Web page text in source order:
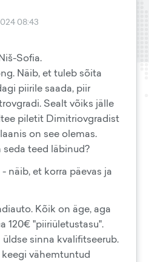
08:43
Sofia.
Näib, et tuleb sõita
piirile saada, piir
Sealt võiks jälle
piletit Dimitriovgradist
on see olemas.
teed läbinud?
näib, et korra päevas ja
Kõik on äge, aga
120€ "piiriületustasu".
üldse sinna kvalifitseerub.
vähemtuntud